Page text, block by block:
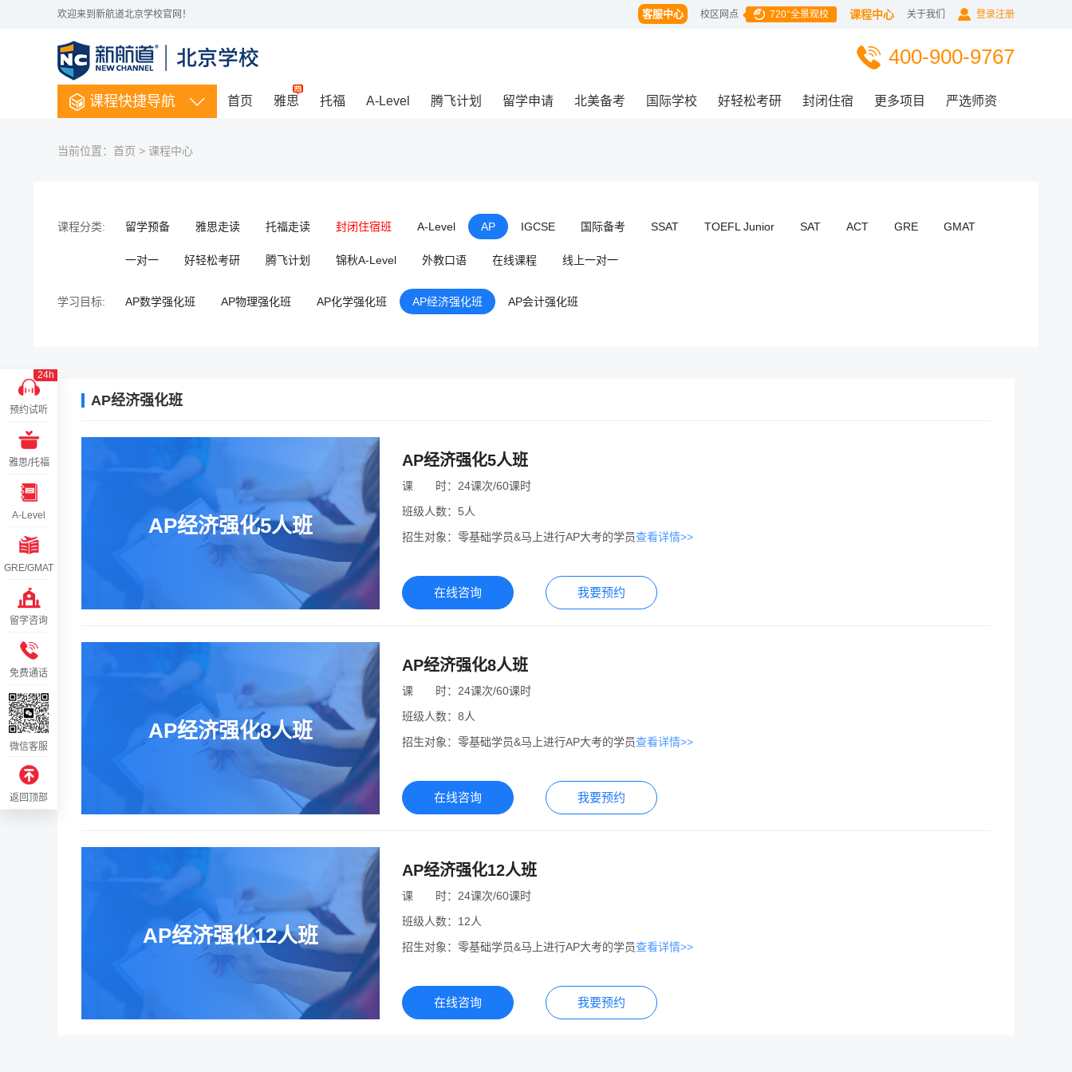
欢迎来到新航道北京学校官网！ 登录注册
关于我们
课程中心
校区网点 720°全景观校
客服中心
400-900-9767
课程快捷导航 首页 雅思 托福 A-Level 腾飞计划 留学申请 北美备考 国际学校 好轻松考研 封闭住宿 更多项目 严选师资
当前位置： 首页 > 课程中心
课程分类: 留学预备 雅思走读 托福走读 封闭住宿班 A-Level AP IGCSE 国际备考 SSAT TOEFL Junior SAT ACT GRE GMAT
一对一 好轻松考研 腾飞计划 锦秋A-Level 外教口语 在线课程 线上一对一
学习目标: AP数学强化班 AP物理强化班 AP化学强化班 AP经济强化班 AP会计强化班
AP经济强化班
AP经济强化5人班
AP经济强化5人班
课 时： 24课次/60课时
班级人数： 5人
招生对象： 零基础学员&马上进行AP大考的学员查看详情>>
在线咨询 我要预约
AP经济强化8人班
AP经济强化8人班
课 时： 24课次/60课时
班级人数： 8人
招生对象： 零基础学员&马上进行AP大考的学员查看详情>>
在线咨询 我要预约
AP经济强化12人班
AP经济强化12人班
课 时： 24课次/60课时
班级人数： 12人
招生对象： 零基础学员&马上进行AP大考的学员查看详情>>
在线咨询 我要预约
24h
预约试听
雅思/托福
A-Level
GRE/GMAT
留学咨询
免费通话
微信客服
返回顶部